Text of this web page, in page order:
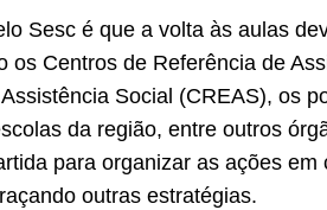
Sesc é que a volta às aulas
Centros de Referência de
Social (CREAS), os
da região, entre outros
para organizar as ações em
outras estratégias.